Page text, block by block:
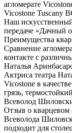
агломерате
Vicostone Tuscany
Наш
передаче «Дачный
Преимущества
Сравнение
контакте с
Наталья
Актриса театра
Vicostone в
грязь,
Всеволод
Отзыв о кварцевом
Всеволода
подходит для